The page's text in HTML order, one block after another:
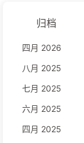
归档
四月 2026
八月 2025
七月 2025
六月 2025
四月 2025